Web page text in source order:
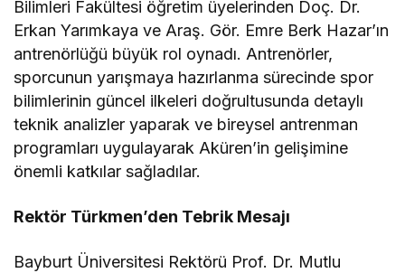
Bilimleri Fakültesi öğretim üyelerinden Doç. Dr.
Erkan Yarımkaya ve Araş. Gör. Emre Berk Hazar’ın
antrenörlüğü büyük rol oynadı. Antrenörler,
sporcunun yarışmaya hazırlanma sürecinde spor
bilimlerinin güncel ilkeleri doğrultusunda detaylı
teknik analizler yaparak ve bireysel antrenman
programları uygulayarak Aküren’in gelişimine
önemli katkılar sağladılar.
Rektör Türkmen’den Tebrik Mesajı
Bayburt Üniversitesi Rektörü Prof. Dr. Mutlu